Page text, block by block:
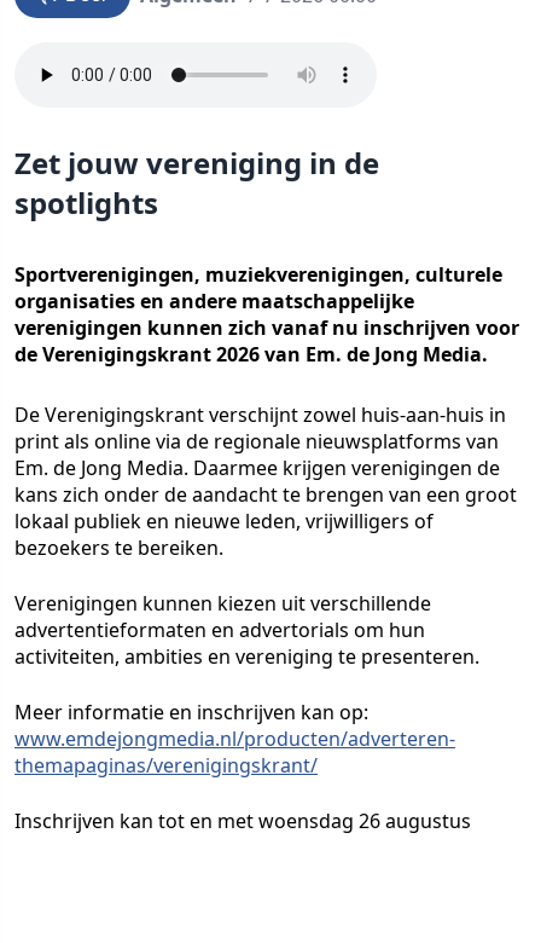
Zet jouw vereniging in de
spotlights
Sportverenigingen, muziekverenigingen, culturele
organisaties en andere maatschappelijke
verenigingen kunnen zich vanaf nu inschrijven voor
de Verenigingskrant 2026 van Em. de Jong Media.
De Verenigingskrant verschijnt zowel huis-aan-huis in
print als online via de regionale nieuwsplatforms van
Em. de Jong Media. Daarmee krijgen verenigingen de
kans zich onder de aandacht te brengen van een groot
lokaal publiek en nieuwe leden, vrijwilligers of
bezoekers te bereiken.
Verenigingen kunnen kiezen uit verschillende
advertentieformaten en advertorials om hun
activiteiten, ambities en vereniging te presenteren.
Meer informatie en inschrijven kan op:
www.emdejongmedia.nl/producten/adverteren-
themapaginas/verenigingskrant/
Inschrijven kan tot en met woensdag 26 augustus